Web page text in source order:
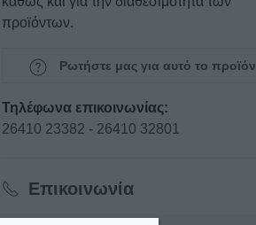
προϊόντων.
Ρωτήστε μας για αυτό το προϊόν
Τηλέφωνα επικοινωνίας:
26410 23382 - 26410 32801
Επικοινωνία